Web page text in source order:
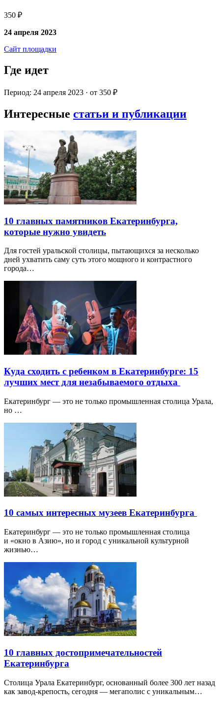
350 ₽
24 апреля 2023
Сайт площадки
Где идет
Период: 24 апреля 2023 · от 350 ₽
Интересные статьи и публикации
10 главных памятников Екатеринбурга,
которые нужно увидеть
Для гостей уральской столицы, пытающихся за несколько
дней ухватить саму суть этого мощного и контрастного
города…
Куда сходить с ребенком в Екатеринбурге: 15
лучших мест для незабываемого отдыха
Екатеринбург — это не только промышленная столица Урала,
но …
10 самых интересных музеев Екатеринбурга
Екатеринбург — это не только промышленная столица
и «окно в Азию», но и город с уникальной культурной
жизнью…
10 главных достопримечательностей
Екатеринбурга
Столица Урала Екатеринбург, основанный более 300 лет назад
как завод-крепость, сегодня — мегаполис с уникальным…